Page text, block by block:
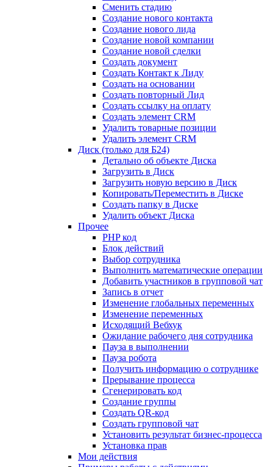
Сменить стадию
Создание нового контакта
Создание нового лида
Создание новой компании
Создание новой сделки
Создать документ
Создать Контакт к Лиду
Создать на основании
Создать повторный Лид
Создать ссылку на оплату
Создать элемент CRM
Удалить товарные позиции
Удалить элемент CRM
Диск (только для Б24)
Детально об объекте Диска
Загрузить в Диск
Загрузить новую версию в Диск
Копировать/Переместить в Диске
Создать папку в Диске
Удалить объект Диска
Прочее
PHP код
Блок действий
Выбор сотрудника
Выполнить математические операции
Добавить участников в групповой чат
Запись в отчет
Изменение глобальных переменных
Изменение переменных
Исходящий Вебхук
Ожидание рабочего дня сотрудника
Пауза в выполнении
Пауза робота
Получить информацию о сотруднике
Прерывание процесса
Сгенерировать код
Создание группы
Создать QR-код
Создать групповой чат
Установить результат бизнес-процесса
Установка прав
Мои действия